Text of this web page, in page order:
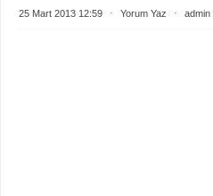
25 Mart 2013 12:59 ⋅ Yorum Yaz ⋅ admin